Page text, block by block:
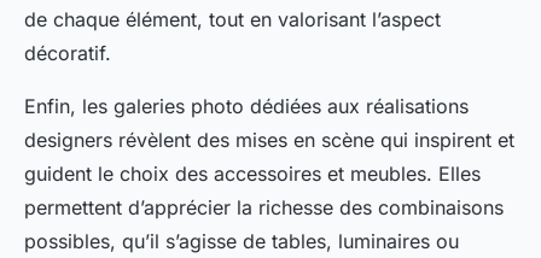
de chaque élément, tout en valorisant l’aspect
décoratif.
Enfin, les galeries photo dédiées aux réalisations
designers révèlent des mises en scène qui inspirent et
guident le choix des accessoires et meubles. Elles
permettent d’apprécier la richesse des combinaisons
possibles, qu’il s’agisse de tables, luminaires ou